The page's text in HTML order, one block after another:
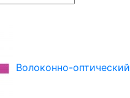
Волоконно-оптический